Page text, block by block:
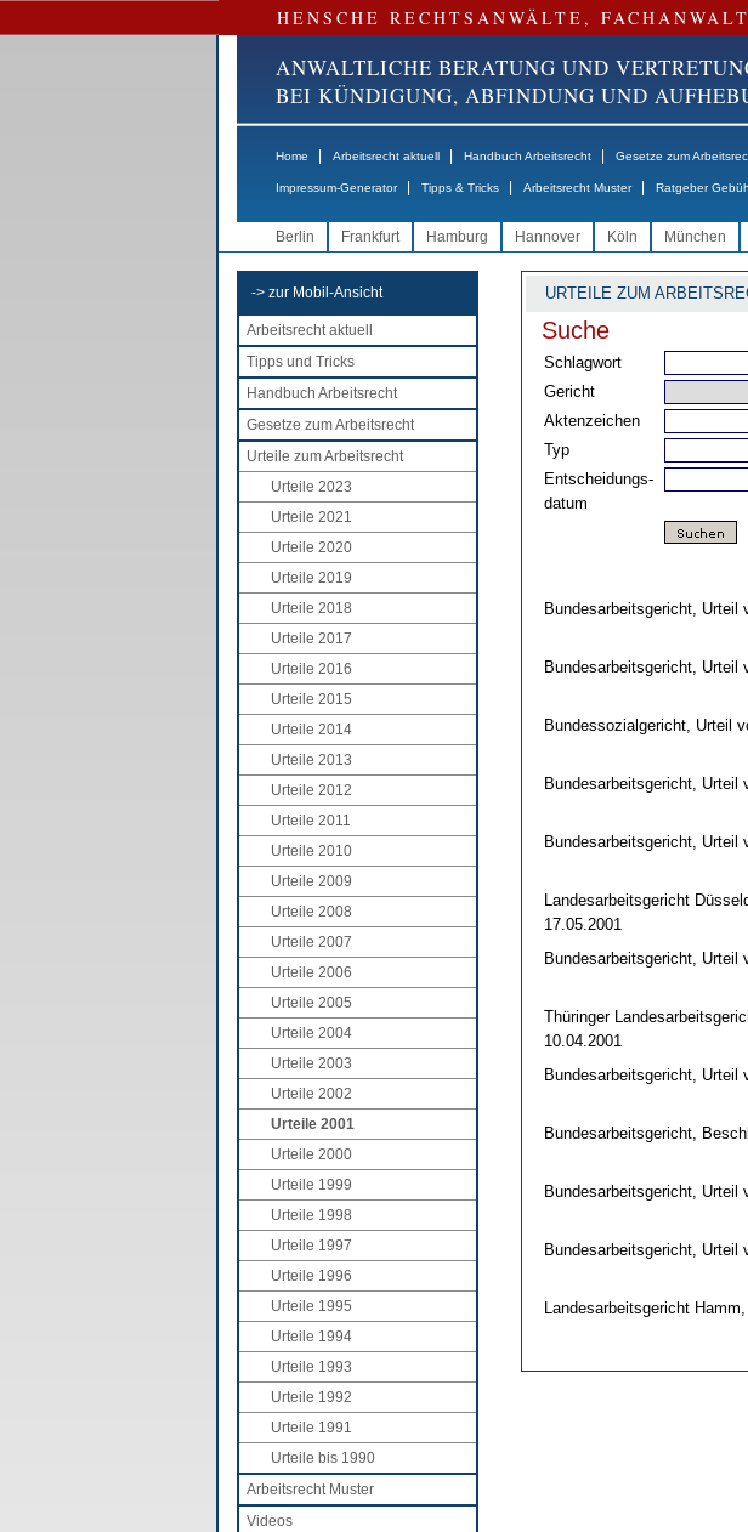
HENSCHE RECHTSANWÄLTE,
ANWALTLICHE BERATUNG UND
BEI KÜNDIGUNG, ABFINDUNG UND
Home Arbeitsrecht aktuell Handbuch Arbeitsrecht Gesetze zum
Impressum-Generator Tipps & Tricks Arbeitsrecht Muster Ratgeber
Berlin Frankfurt Hamburg Hannover Köln München
-> zur Mobil-Ansicht
Arbeitsrecht aktuell
Tipps und Tricks
Handbuch Arbeitsrecht
Gesetze zum Arbeitsrecht
Urteile zum Arbeitsrecht
Urteile 2023
Urteile 2021
Urteile 2020
Urteile 2019
Urteile 2018
Urteile 2017
Urteile 2016
Urteile 2015
Urteile 2014
Urteile 2013
Urteile 2012
Urteile 2011
Urteile 2010
Urteile 2009
Urteile 2008
Urteile 2007
Urteile 2006
Urteile 2005
Urteile 2004
Urteile 2003
Urteile 2002
Urteile 2001
Urteile 2000
Urteile 1999
Urteile 1998
Urteile 1997
Urteile 1996
Urteile 1995
Urteile 1994
Urteile 1993
Urteile 1992
Urteile 1991
Urteile bis 1990
Arbeitsrecht Muster
Videos
URTEILE ZUM
Suche
Schlagwort
Gericht
Aktenzeichen
Typ
Entscheidungs-
datum
Bundesarbeitsgericht, Urteil
Bundesarbeitsgericht, Urteil
Bundessozialgericht, Urteil
Bundesarbeitsgericht, Urteil
Bundesarbeitsgericht, Urteil
Landesarbeitsgericht
17.05.2001
Bundesarbeitsgericht, Urteil
Thüringer
10.04.2001
Bundesarbeitsgericht, Urteil
Bundesarbeitsgericht,
Bundesarbeitsgericht, Urteil
Bundesarbeitsgericht, Urteil
Landesarbeitsgericht